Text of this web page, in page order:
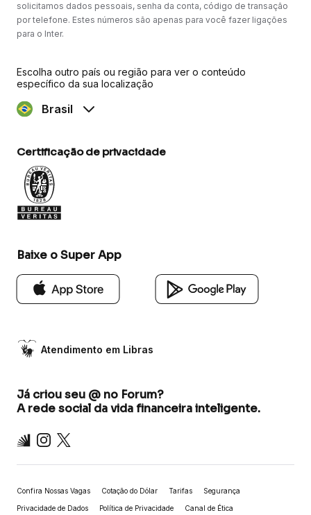
solicitamos dados pessoais, senha da conta, código de transação
por telefone. Estes números são apenas para você fazer ligações
para o Inter.
Escolha outro país ou região para ver o conteúdo
específico da sua localização
Brasil
Certificação de privacidade
Baixe o Super App
Atendimento em Libras
Já criou seu @ no Forum?
A rede social da vida financeira inteligente.
Inter Instagram
X
Confira Nossas Vagas Cotação do Dólar Tarifas Segurança
Privacidade de Dados Política de Privacidade Canal de Ética